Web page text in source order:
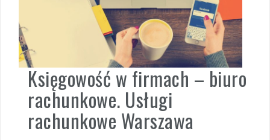
Księgowość w firmach – biuro
rachunkowe. Usługi
rachunkowe Warszawa